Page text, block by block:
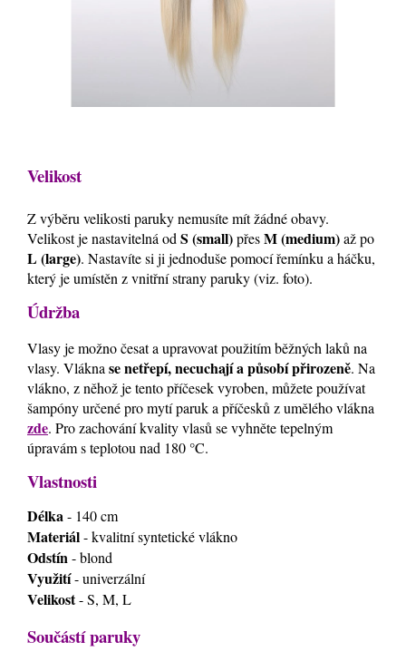
Velikost
Z výběru velikosti paruky nemusíte mít žádné obavy.
Velikost je nastavitelná od S (small)přesM (medium)až po
L (large). Nastavíte si ji jednoduše pomocí řemínku a háčku,
který je umístěn z vnitřní strany paruky (viz. foto).
Údržba
Vlasy je možno česat a upravovat použitím běžných laků na
vlasy. Vlákna se netřepí, necuchají a působí přirozeně. Na
vlákno, z něhož je tento příčesek vyroben, můžete používat
šampóny určené pro mytí paruk a příčesků z umělého vlákna
zde. Pro zachování kvality vlasů se vyhněte tepelným
úpravám s teplotou nad 180 °C.
Vlastnosti
Délka- 140 cm
Materiál- kvalitní syntetické vlákno
Odstín- blond
Využití- univerzální
Velikost- S, M, L
Součástí paruky